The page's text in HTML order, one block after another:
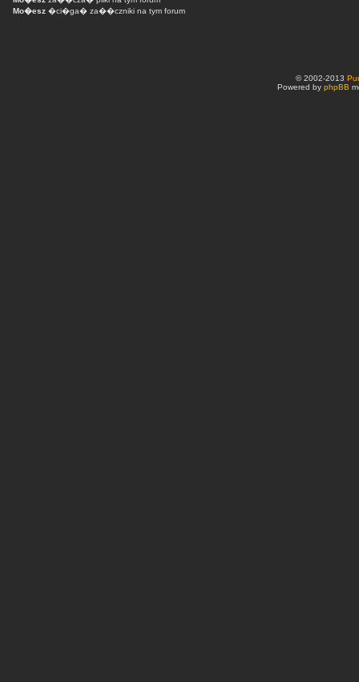
Mo�esz �ci�ga� za��czniki na tym forum
© 2002-2013
Powered by phpBB